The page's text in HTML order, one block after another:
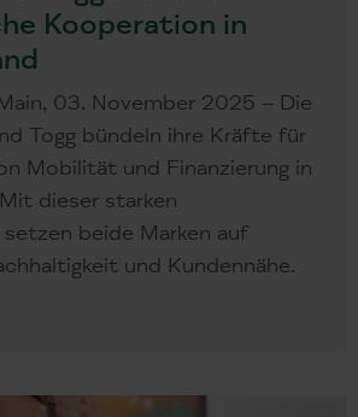
Kooperation in
03. November 2025 – Die
Togg bündeln ihre Kräfte für
Mobilität und Finanzierung in
dieser starken
beide Marken auf
und Kundennähe.